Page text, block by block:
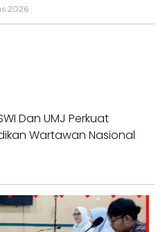
2026
Dan UMJ Perkuat
Wartawan Nasional